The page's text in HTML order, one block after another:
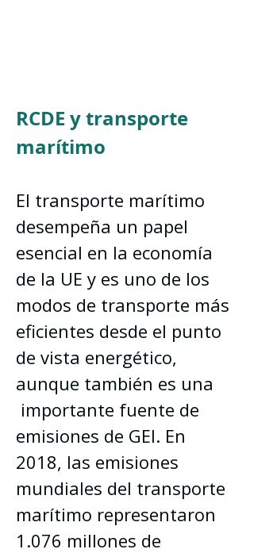
RCDE y transporte
marítimo
El transporte marítimo
desempeña un papel
esencial en la economía
de la UE y es uno de los
modos de transporte más
eficientes desde el punto
de vista energético,
aunque también es una
importante fuente de
emisiones de GEI. En
2018, las emisiones
mundiales del transporte
marítimo representaron
1.076 millones de